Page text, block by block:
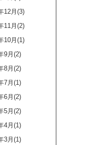
12月(3)
11月(2)
10月(1)
9月(2)
8月(2)
7月(1)
6月(2)
5月(2)
4月(1)
3月(1)